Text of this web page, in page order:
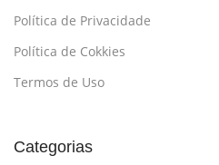
Política de Privacidade
Política de Cokkies
Termos de Uso
Categorias